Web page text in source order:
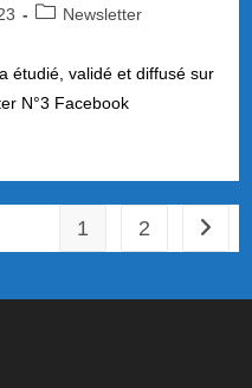
PostNewsletter
étudié, validé et diffusé sur
N°3 Facebook
1 2 Aller